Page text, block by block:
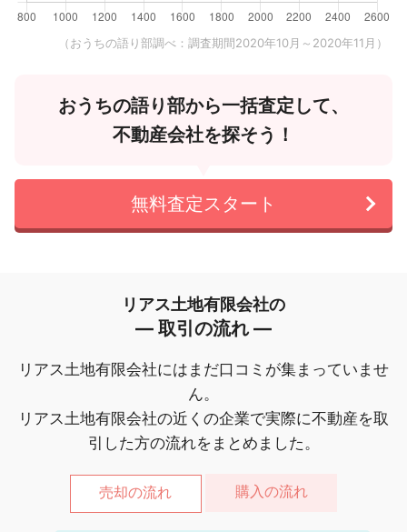
（おうちの語り部調べ：調査期間2020年10月～2020年11月）
おうちの語り部から一括査定して、
不動産会社を探そう！
無料査定スタート
リアス土地有限会社の
― 取引の流れ ―
リアス土地有限会社にはまだ口コミが集まっていませ
ん。
リアス土地有限会社の近くの企業で実際に不動産を取
引した方の流れをまとめました。
売却の流れ 購入の流れ